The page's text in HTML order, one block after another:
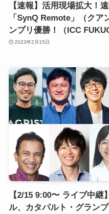
【速報】活用現場拡大！
「SynQ Remote」（クア
ンプリ優勝！（ICC
2023年2月15日
【2/15 9:00〜 ライブ中
ル、カタパルト・グラン